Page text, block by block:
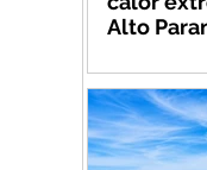
Alto